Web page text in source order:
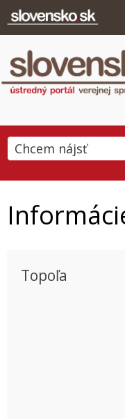
Topoľa